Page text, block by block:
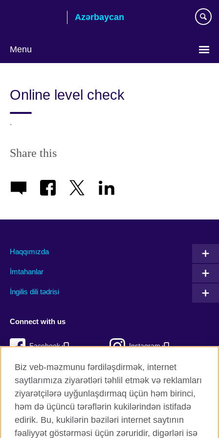
Azərbaycan
Menu
language
Online level check
.
Share this
Haqqımızda
İmtahanlar
İngilis dili tədrisi
Connect with us
Facebook Instagram
Twitter TikTok
Biz veb-məzmunu fərdiləşdirmək, internet
saytlarımıza ziyarətləri təhlil etmək və reklamları
ziyarətçilərə uyğunlaşdırmaq üçün həm birinci,
həm də üçüncü tərəflərin kukilərindən istifadə
edirik. Bu, kukilərin bəziləri internet saytının
fəaliyyət göstərməsi üçün zəruridir, digərləri isə